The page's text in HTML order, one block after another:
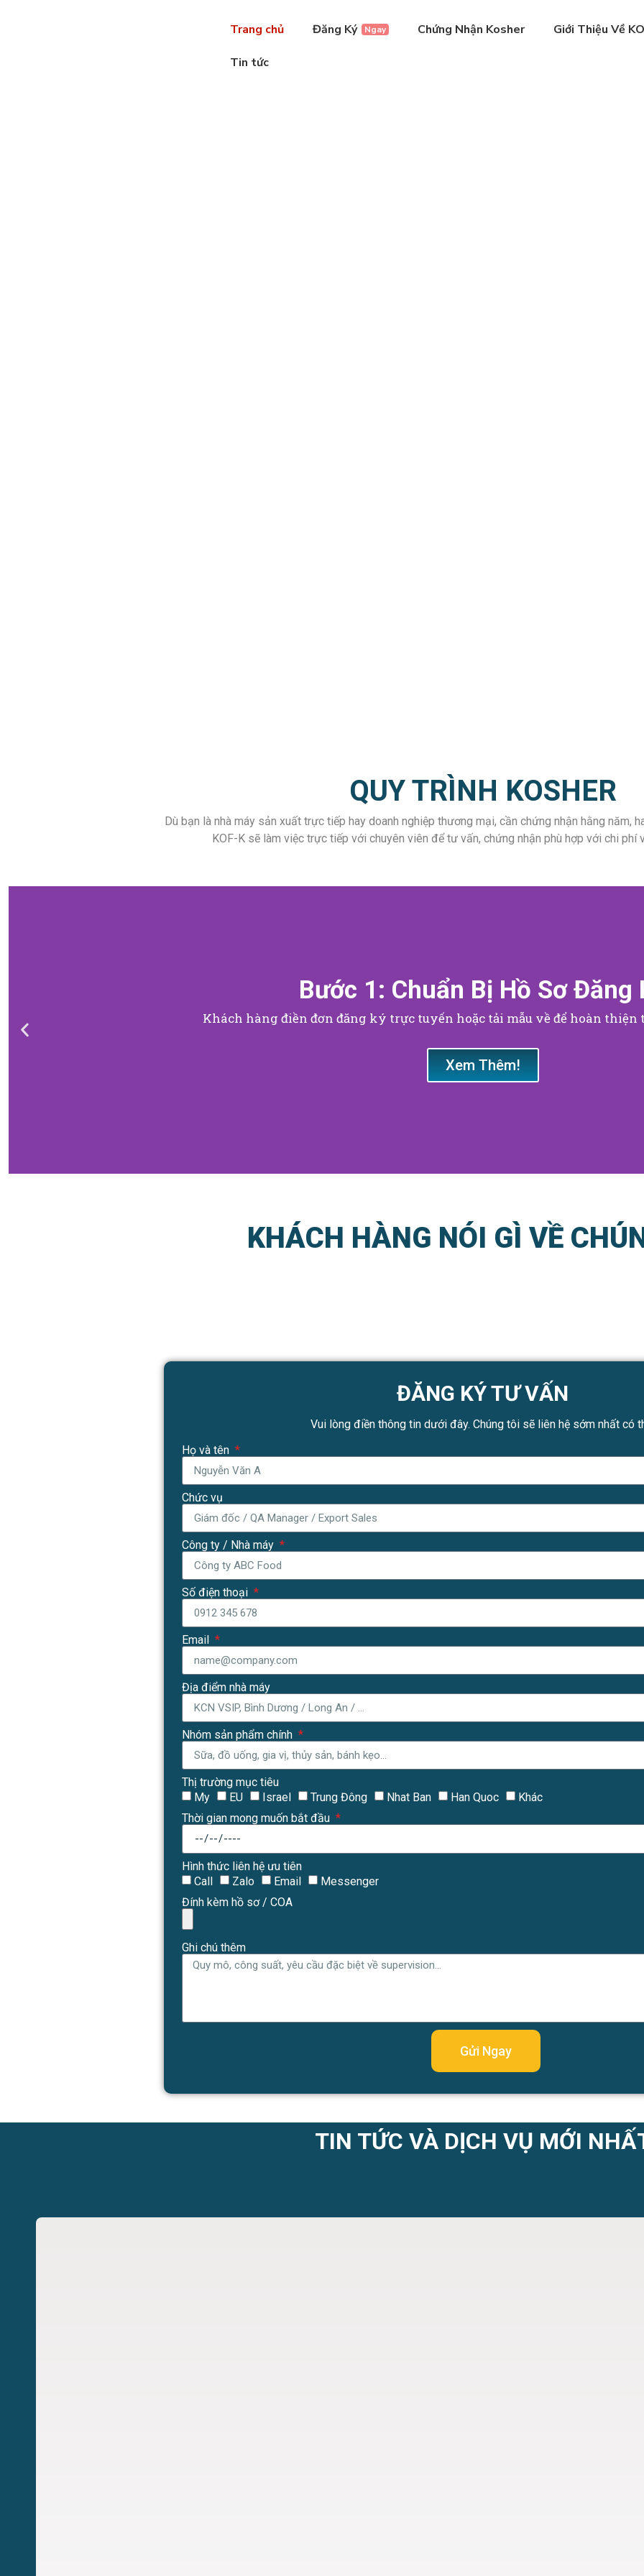
Trang chủ Đăng Ký Ngay Chứng Nhận Kosher Giới Thiệu Về
Tin tức
QUY TRÌNH KOSHER
Dù bạn là nhà máy sản xuất trực tiếp hay doanh nghiệp thương mại, cần chứng nhận hằng năm,
KOF-K sẽ làm việc trực tiếp với chuyên viên để tư vấn, chứng nhận phù hợp với chi phí
Bước 1: Chuẩn Bị Hồ Sơ Đăng
Khách hàng điền đơn đăng ký trực tuyến hoặc tải mẫu về để hoàn
Xem Thêm!
KHÁCH HÀNG NÓI GÌ VỀ
ĐĂNG KÝ TƯ VẤN
Vui lòng điền thông tin dưới đây. Chúng tôi sẽ liên hệ sớm nhất có
Họ và tên
Chức vụ
Công ty / Nhà máy
Số điện thoại
Email
Địa điểm nhà máy
Nhóm sản phẩm chính
Thị trường mục tiêu
My
EU Israel Trung Đông Nhat Ban Han Quoc
Khác
Thời gian mong muốn bắt đầu
Hình thức liên hệ ưu tiên
Call
Zalo Email
Messenger
Đính kèm hồ sơ / COA
Ghi chú thêm
Gửi Ngay
TIN TỨC VÀ DỊCH VỤ MỚI